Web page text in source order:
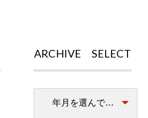
ARCHIVE SELECT